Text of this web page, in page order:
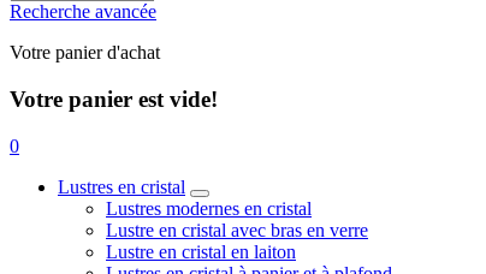
Recherche avancée
Votre panier d'achat
Votre panier est vide!
0
Lustres en cristal
Lustres modernes en cristal
Lustre en cristal avec bras en verre
Lustre en cristal en laiton